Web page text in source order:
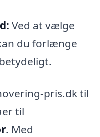
Ved at vælge
du forlænge
pris.dk til
til
. Med